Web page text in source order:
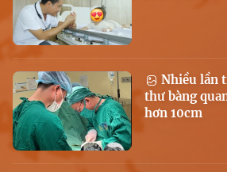
Nhiều lần
thư bàng
hơn 10cm